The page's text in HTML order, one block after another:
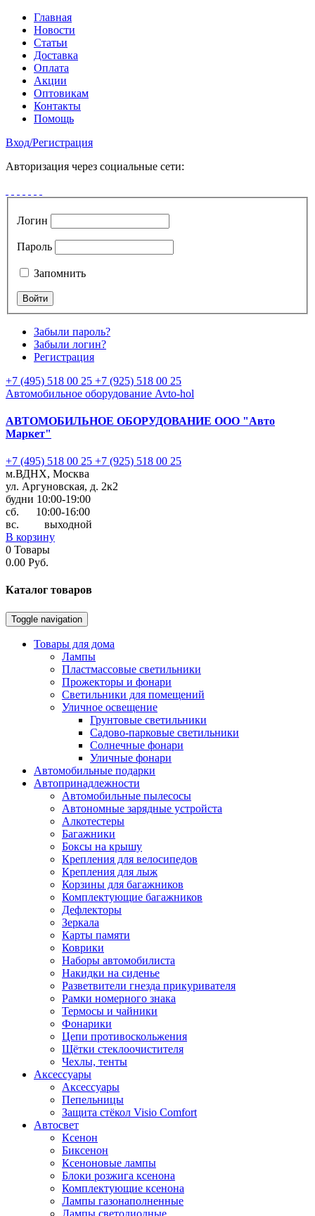
Главная
Новости
Статьи
Доставка
Оплата
Акции
Оптовикам
Контакты
Помощь
Вход/Регистрация
Авторизация через социальные сети:
Логин
Пароль
Запомнить
Забыли пароль?
Забыли логин?
Регистрация
+7 (495) 518 00 25 +7 (925) 518 00 25
Автомобильное оборудование Avto-hol
АВТОМОБИЛЬНОЕ ОБОРУДОВАНИЕ ООО "Авто
Маркет"
+7 (495) 518 00 25 +7 (925) 518 00 25
м.ВДНХ, Москва
ул. Аргуновская, д. 2к2
будни 10:00-19:00
cб. 10:00-16:00
вс. выходной
В корзину
0 Товары
0.00 Руб.
Каталог товаров
Toggle navigation
Товары для дома
Лампы
Пластмассовые светильники
Прожекторы и фонари
Светильники для помещений
Уличное освещение
Грунтовые светильники
Садово-парковые светильники
Солнечные фонари
Уличные фонари
Автомобильные подарки
Автопринадлежности
Автомобильные пылесосы
Автономные зарядные устройста
Алкотестеры
Багажники
Боксы на крышу
Крепления для велосипедов
Крепления для лыж
Корзины для багажников
Комплектующие багажников
Дефлекторы
Зеркала
Карты памяти
Коврики
Наборы автомобилиста
Накидки на сиденье
Разветвители гнезда прикуривателя
Рамки номерного знака
Термосы и чайники
Фонарики
Цепи противоскольжения
Щётки стеклоочистителя
Чехлы, тенты
Аксессуары
Аксессуары
Пепельницы
Защита стёкол Visio Comfort
Автосвет
Ксенон
Биксенон
Ксеноновые лампы
Блоки розжига ксенона
Комплектующие ксенона
Лампы газонаполненные
Лампы светодиодные